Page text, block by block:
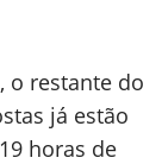
o restante do
já estão
horas de